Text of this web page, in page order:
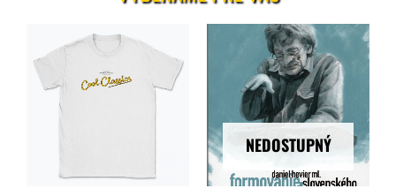
produkt
má
variantov.
Možnosti
NEDOSTUPNÝ